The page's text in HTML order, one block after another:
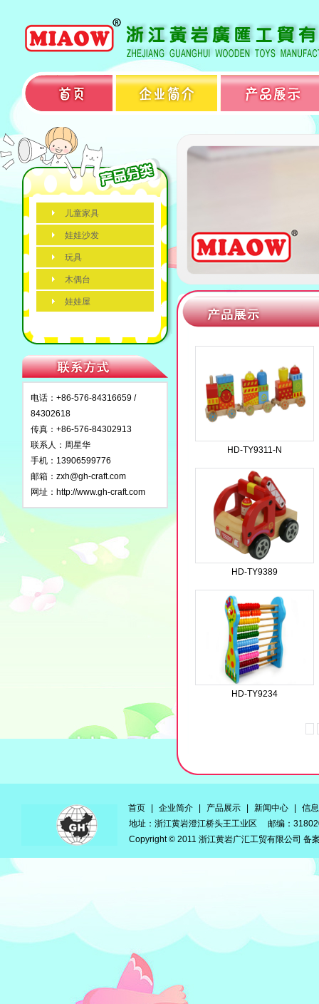
儿童家具
娃娃沙发
玩具
木偶台
娃娃屋
电话：+86-576-84316659 /
84302618
传真：+86-576-84302913
联系人：周星华
手机：13906599776
邮箱： zxh@gh-craft.com
网址： http://www.gh-craft.com
HD-TY9311-N
HD-TY9389
HD-TY9234
首页 企业简介 产品展示 新闻中心
信
地址：浙江黄岩澄江桥头王工业区 邮编：
Copyright © 2011 浙江黄岩广汇工贸有限公司 备